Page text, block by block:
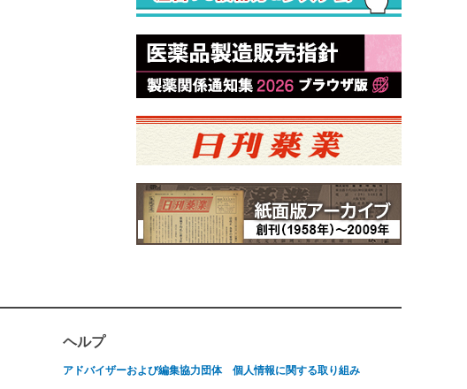
ヘルプ
アドバイザーおよび編集協力団体 個人情報に関する取り組み